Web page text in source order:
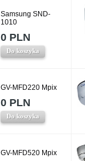
Samsung SND-
1010
0 PLN
Do koszyka
GV-MFD220 Mpix
0 PLN
Do koszyka
GV-MFD520 Mpix